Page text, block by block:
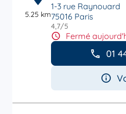
5.25 km
1-3 rue Raynouard
75016 Paris
4,7/5
Fermé
01